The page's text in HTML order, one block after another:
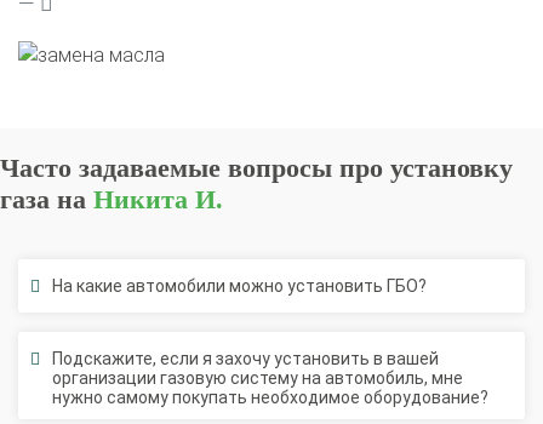
Часто задаваемые вопросы про установку
газа на Никита И.
На какие автомобили можно установить ГБО?
Подскажите, если я захочу установить в вашей
организации газовую систему на автомобиль, мне
нужно самому покупать необходимое оборудование?